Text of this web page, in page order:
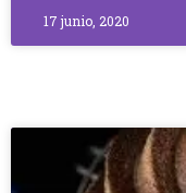
17 junio, 2020